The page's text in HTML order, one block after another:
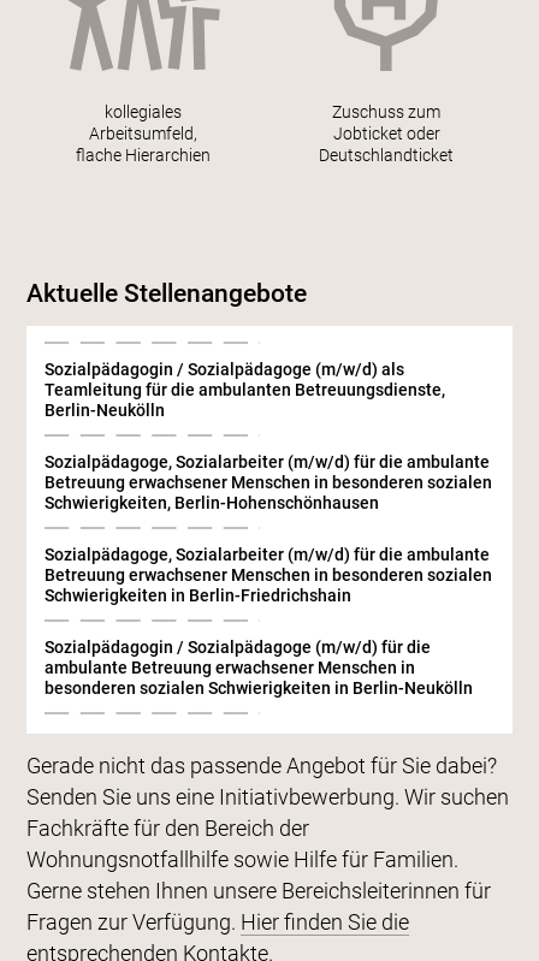
kollegiales
Arbeitsumfeld,
flache Hierarchien
Zuschuss zum
Jobticket oder
Deutschlandticket
Aktuelle Stellenangebote
Sozialpädagogin / Sozialpädagoge (m/w/d) als
Teamleitung für die ambulanten Betreuungsdienste,
Berlin-Neukölln
Sozialpädagoge, Sozialarbeiter (m/w/d) für die ambulante
Betreuung erwachsener Menschen in besonderen sozialen
Schwierigkeiten, Berlin-Hohenschönhausen
Sozialpädagoge, Sozialarbeiter (m/w/d) für die ambulante
Betreuung erwachsener Menschen in besonderen sozialen
Schwierigkeiten in Berlin-Friedrichshain
Sozialpädagogin / Sozialpädagoge (m/w/d) für die
ambulante Betreuung erwachsener Menschen in
besonderen sozialen Schwierigkeiten in Berlin-Neukölln
Gerade nicht das passende Angebot für Sie dabei?
Senden Sie uns eine Initiativbewerbung. Wir suchen
Fachkräfte für den Bereich der
Wohnungsnotfallhilfe sowie Hilfe für Familien.
Gerne stehen Ihnen unsere Bereichsleiterinnen für
Fragen zur Verfügung. Hier finden Sie die
entsprechenden Kontakte.